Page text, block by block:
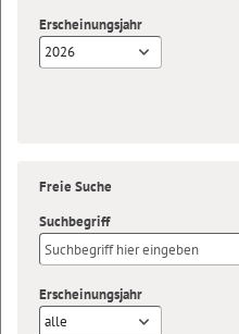
Erscheinungsjahr
2026
Freie Suche
Suchbegriff
Erscheinungsjahr
alle